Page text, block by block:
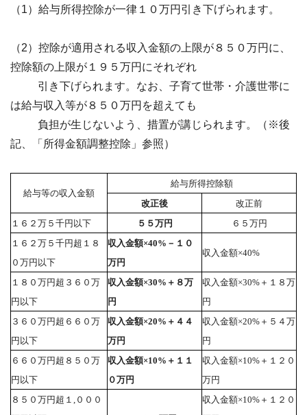
（1）給与所得控除が一律１０万円引き下げられます。
（2）控除が適用される収入金額の上限が８５０万円に、
控除額の上限が１９５万円にそれぞれ
引き下げられます。なお、子育て世帯・介護世帯に
は給与収入等が８５０万円を超えても
負担が生じないよう、措置が講じられます。（※後
記、「所得金額調整控除」参照）
給与等の収入金額
給与所得控除額
改正後
改正前
１６２万５千円以下
５５万円
６５万円
１６２万５千円超１８
０万円以下
収入金額×40%－１０
万円
収入金額×40%
１８０万円超３６０万
円以下
収入金額×30%＋８万
円
収入金額×30%＋１８万
円
３６０万円超６６０万
円以下
収入金額×20%＋４４
万円
収入金額×20%＋５４万
円
６６０万円超８５０万
円以下
収入金額×10%＋１１
０万円
収入金額×10%＋１２０
万円
８５０万円超１,０００
収入金額×10%＋１２０